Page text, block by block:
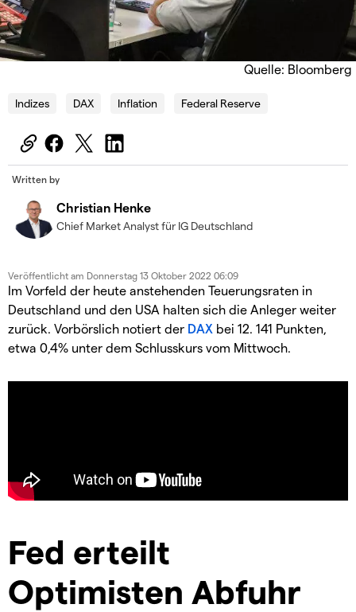
Quelle: Bloomberg
Indizes DAX Inflation Federal Reserve
Written by
Christian Henke
Chief Market Analyst für IG Deutschland
Veröffentlicht am Donnerstag 13 Oktober 2022 06:09
Im Vorfeld der heute anstehenden Teuerungsraten in
Deutschland und den USA halten sich die Anleger weiter
zurück. Vorbörslich notiert der DAX bei 12. 141 Punkten,
etwa 0,4% unter dem Schlusskurs vom Mittwoch.
Fed erteilt
Optimisten Abfuhr